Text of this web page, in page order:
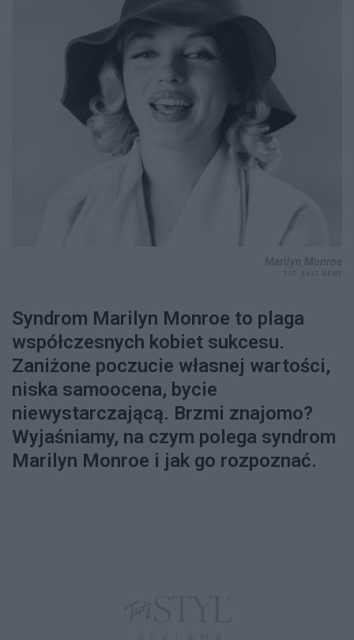
Syndrom Marilyn Monroe to plaga
współczesnych kobiet sukcesu.
Zaniżone poczucie własnej wartości,
niska samoocena, bycie
niewystarczającą. Brzmi znajomo?
Wyjaśniamy, na czym polega syndrom
Marilyn Monroe i jak go rozpoznać.